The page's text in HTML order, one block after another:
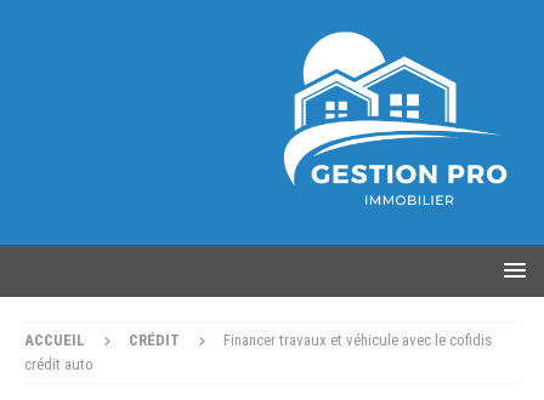
ACCUEIL CRÉDIT
Financer travaux et véhicule avec le cofidis
crédit auto